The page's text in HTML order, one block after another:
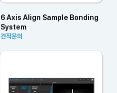
6 Axis Align Sample Bonding
System
견적문의